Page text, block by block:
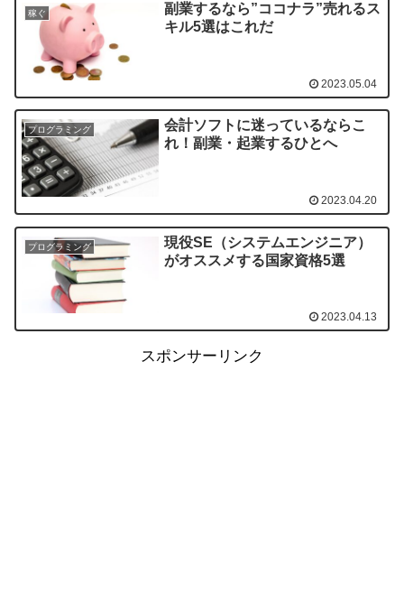
稼ぐ
副業するなら”ココナラ”売れるス
キル5選はこれだ
2023.05.04
プログラミング
会計ソフトに迷っているならこ
れ！副業・起業するひとへ
2023.04.20
プログラミング
現役SE（システムエンジニア）
がオススメする国家資格5選
2023.04.13
スポンサーリンク